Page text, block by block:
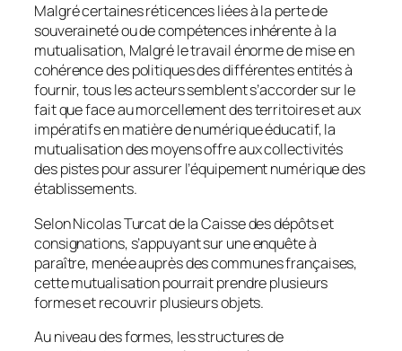
Malgré certaines réticences liées à la perte de
souveraineté ou de compétences inhérente à la
mutualisation, Malgré le travail énorme de mise en
cohérence des politiques des différentes entités à
fournir, tous les acteurs semblent s’accorder sur le
fait que face au morcellement des territoires et aux
impératifs en matière de numérique éducatif, la
mutualisation des moyens offre aux collectivités
des pistes pour assurer l’équipement numérique des
établissements.
Selon Nicolas Turcat de la Caisse des dépôts et
consignations, s’appuyant sur une enquête à
paraître, menée auprès des communes françaises,
cette mutualisation pourrait prendre plusieurs
formes et recouvrir plusieurs objets.
Au niveau des formes, les structures de